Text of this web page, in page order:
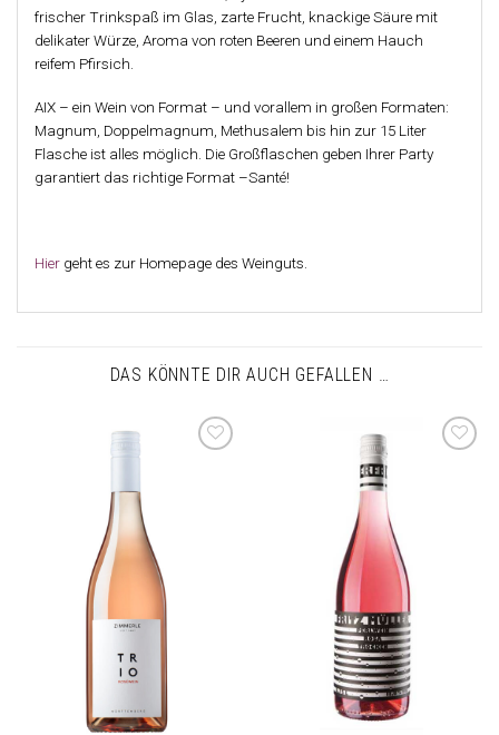
frischer Trinkspaß im Glas, zarte Frucht, knackige Säure mit
delikater Würze, Aroma von roten Beeren und einem Hauch
reifem Pfirsich.
AIX – ein Wein von Format – und vorallem in großen Formaten:
Magnum, Doppelmagnum, Methusalem bis hin zur 15 Liter
Flasche ist alles möglich. Die Großflaschen geben Ihrer Party
garantiert das richtige Format –Santé!
Hier geht es zur Homepage des Weinguts.
DAS KÖNNTE DIR AUCH GEFALLEN …